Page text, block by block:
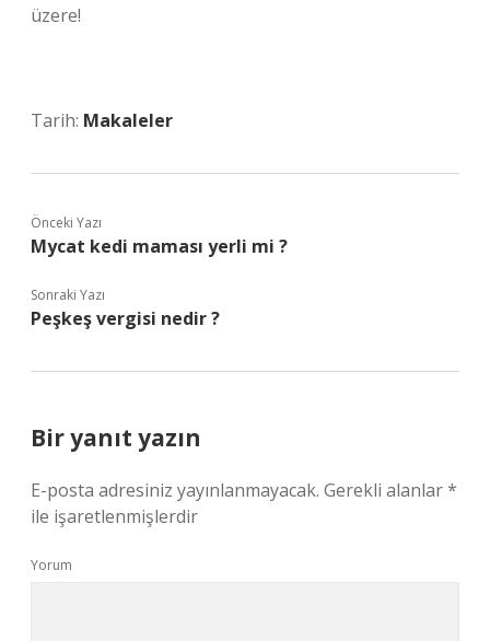
üzere!
Tarih: Makaleler
Önceki Yazı
Mycat kedi maması yerli mi ?
Sonraki Yazı
Peşkeş vergisi nedir ?
Bir yanıt yazın
E-posta adresiniz yayınlanmayacak. Gerekli alanlar*
ile işaretlenmişlerdir
Yorum